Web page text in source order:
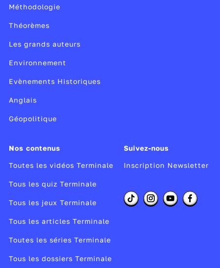
Méthodologie
Théorèmes
Les grands auteurs
Environnement
Evènements Historiques
Anglais
Géopolitique
Nos contenus
Toutes les vidéos Terminale
Tous les quiz Terminale
Tous les jeux Terminale
Tous les articles Terminale
Toutes les séries Terminale
Tous les dossiers Terminale
Suivez-nous
Inscription Newsletter